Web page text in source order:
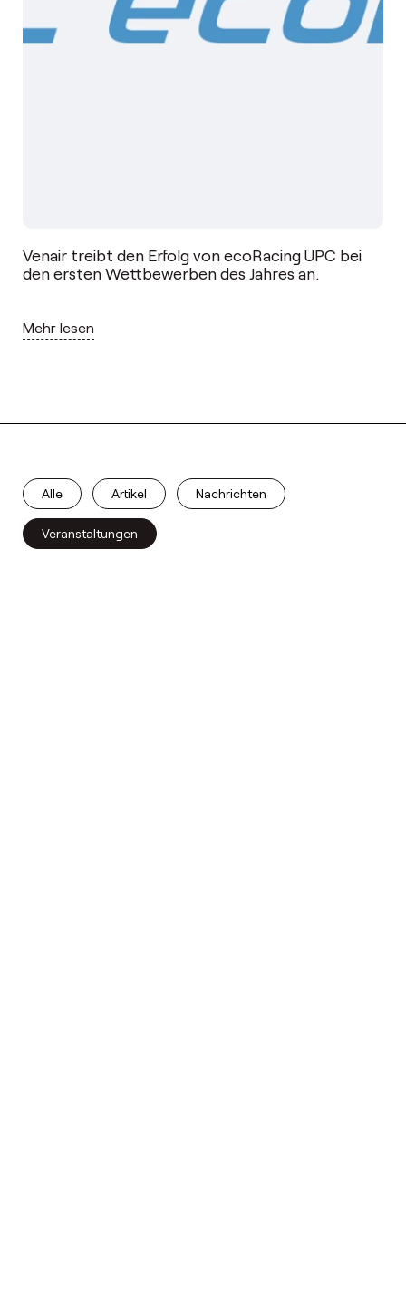
Venair treibt den Erfolg von ecoRacing UPC bei
den ersten Wettbewerben des Jahres an.
Mehr lesen
Alle Artikel Nachrichten
Veranstaltungen